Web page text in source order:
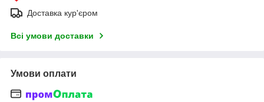
Доставка кур'єром
Всі умови доставки
Умови оплати